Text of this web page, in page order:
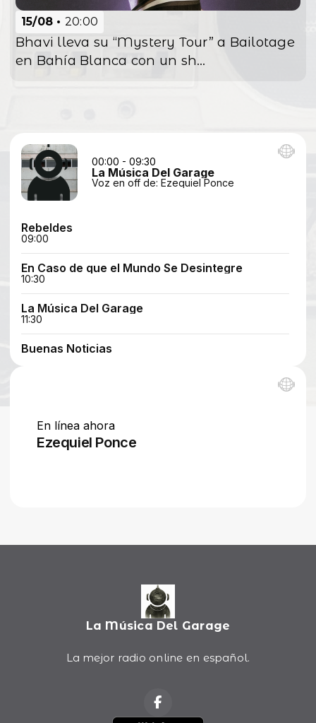
15/08 20:00
Bhavi lleva su “Mystery Tour” a Bailotage
en Bahía Blanca con un sh...
La Música Del Garage
La mejor radio online en español.